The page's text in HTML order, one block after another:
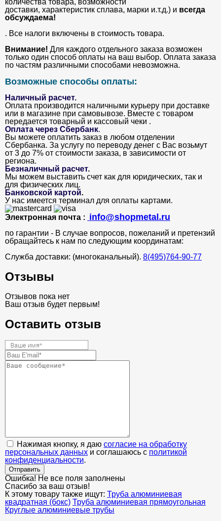
количества товара, возможности
доставки, характеристик сплава, марки и.т.д.) и всегда
обсуждаема!
. Все налоги включены в стоимость товара.
Внимание! Для каждого отдельного заказа возможен
только один способ оплаты на ваш выбор. Оплата заказа
по частям различными способами невозможна.
Возможные способы оплаты:
Наличный расчет.
Оплата производится наличными курьеру при доставке
или в магазине при самовывозе. Вместе с товаром
передается товарный и кассовый чеки .
Оплата через Сбербанк.
Вы можете оплатить заказ в любом отделении
Сбербанка. За услугу по переводу денег с Вас возьмут
от 3 до 7% от стоимости заказа, в зависимости от
региона.
Безналичный расчет.
Мы можем выставить счет как для юридических, так и
для физических лиц.
Банковской картой.
У нас имеется терминал для оплаты картами.
Электронная почта : info@shopmetal.ru
по гарантии - В случае вопросов, пожеланий и претензий
обращайтесь к нам по следующим координатам:
Служба доставки: (многоканальный). 8(495)764-90-77
Отзывы
Отзывов пока нет
Ваш отзыв будет первым!
Оставить отзыв
Нажимая кнопку, я даю согласие на обработку
персональных данных и соглашаюсь с политикой
конфиденциальности.
Отправить
Ошибка! Не все поля заполнены
Спасибо за ваш отзыв!
К этому товару также ищут: Труба алюминиевая
квадратная (бокс) Труба алюминиевая прямоугольная
Круглые алюминиевые трубы